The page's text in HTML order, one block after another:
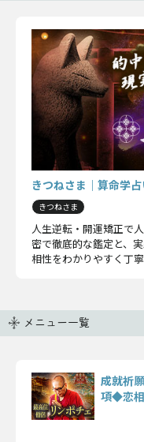
きつねさま｜算命学
きつねさま
人生逆転・開運矯正で
密で徹底的な鑑定と、
相性をわかりやすく丁寧
メニュー一覧
成就祈
項◆恋